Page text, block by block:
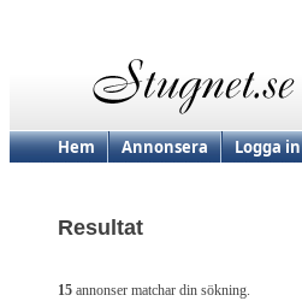
Hem Annonsera Logga in
Resultat
15 annonser matchar din sökning.